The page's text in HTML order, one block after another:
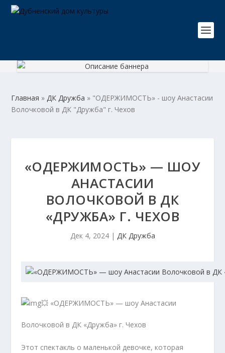
Главная »ДК Дружба » "ОДЕРЖИМОСТЬ» - шоу Анастасии
Волочковой в ДК "Дружба" г. Чехов
«ОДЕРЖИМОСТЬ» — ШОУ
АНАСТАСИИ
ВОЛОЧКОВОЙ В ДК
«ДРУЖБА» Г. ЧЕХОВ
Дек 4, 2024| ДК Дружба
💥 «ОДЕРЖИМОСТЬ» — шоу Анастасии
Волочковой в ДК «Дружба» г. Чехов
Этот спектакль о маленькой девочке, которая